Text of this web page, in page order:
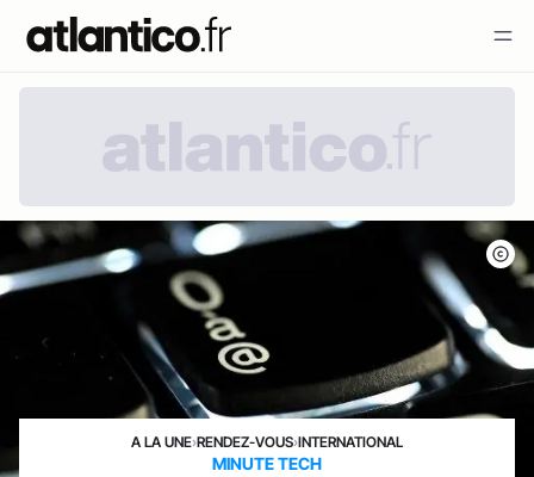
A LA UNE›RENDEZ-VOUS›INTERNATIONAL
MINUTE TECH